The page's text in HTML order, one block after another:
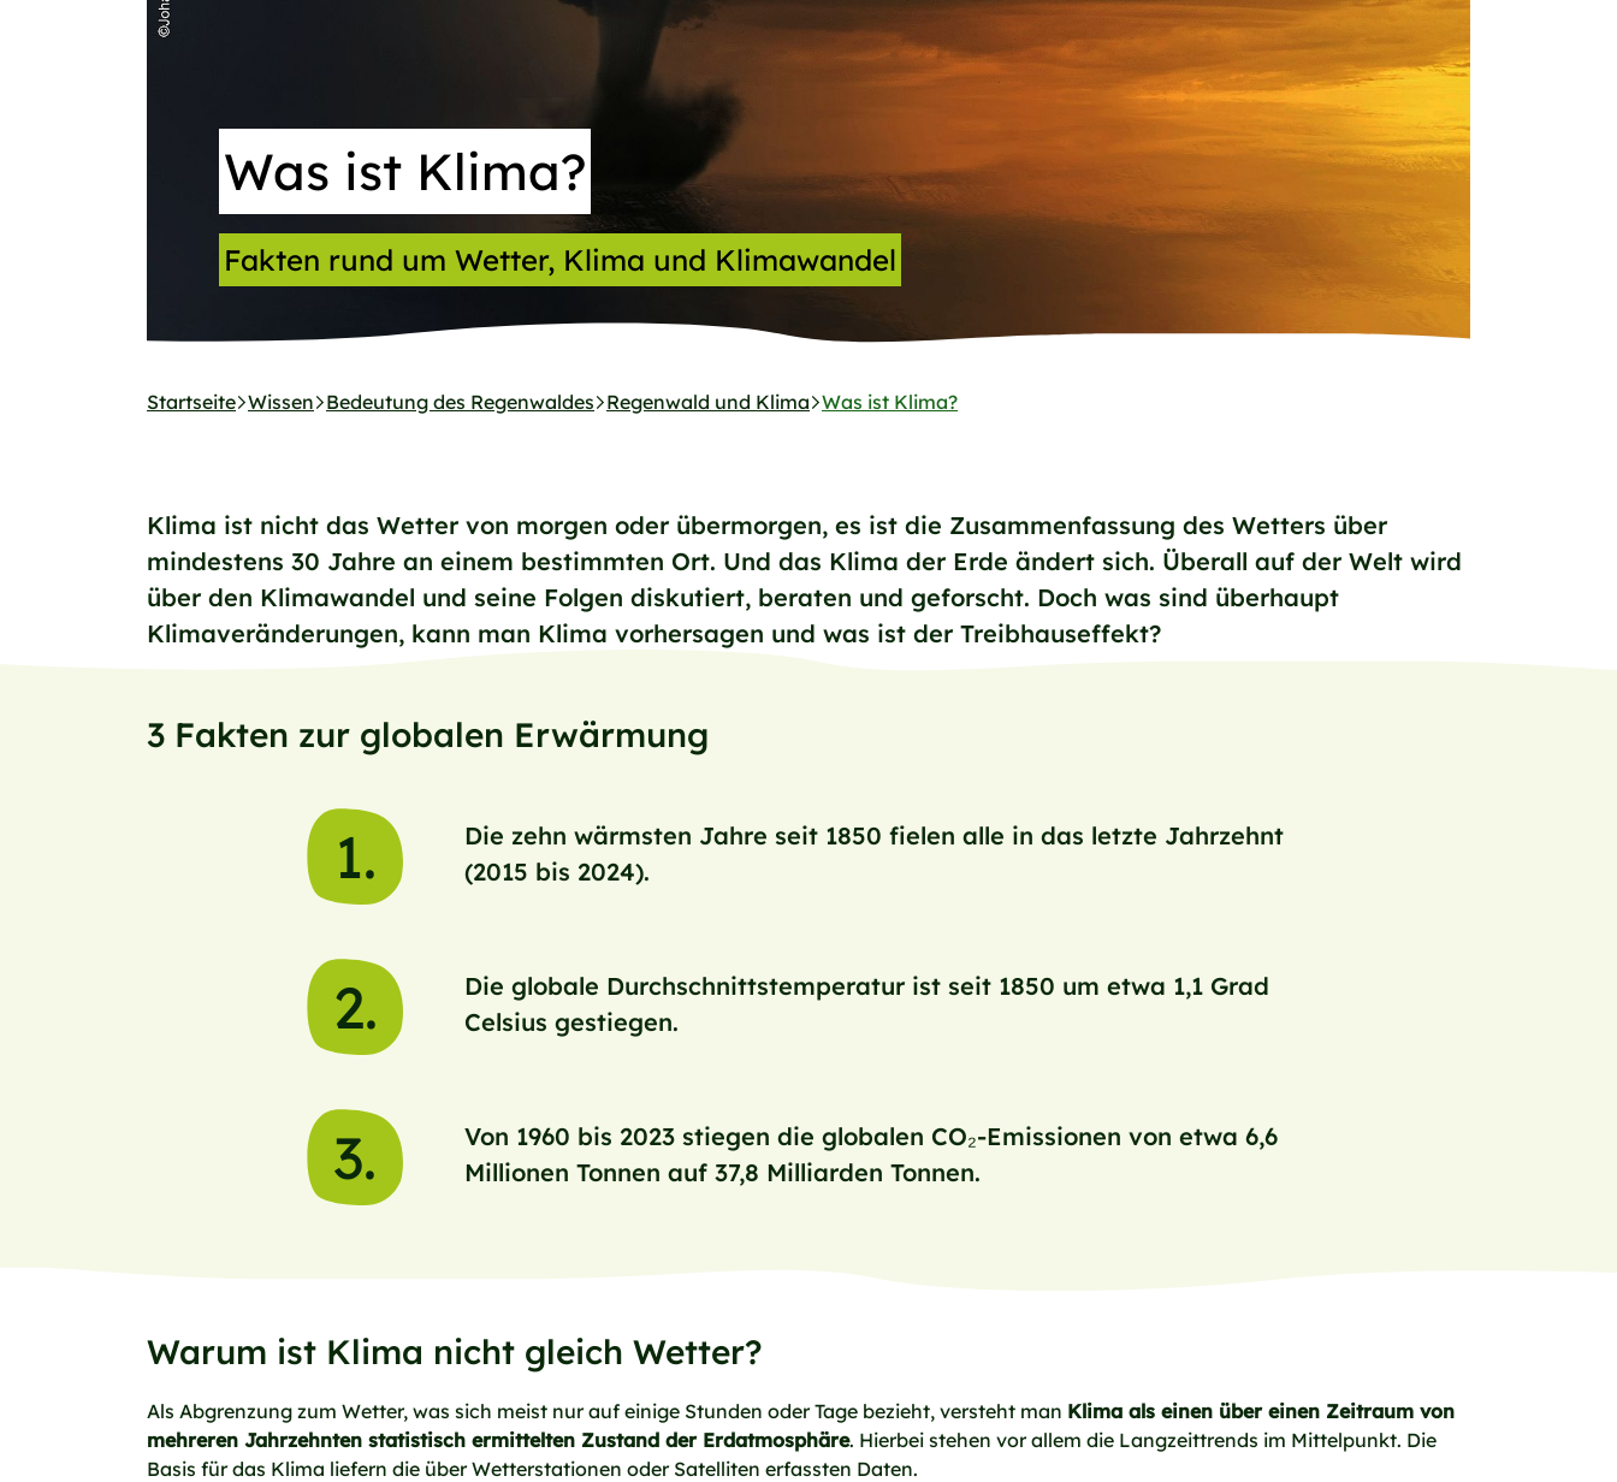
Was ist Klima?
Fakten rund um Wetter, Klima und Klimawandel
Startseite Wissen Bedeutung des Regenwaldes Regenwald und Klima Was ist Klima?
Klima ist nicht das Wetter von morgen oder übermorgen, es ist die Zusammenfassung des Wetters über
mindestens 30 Jahre an einem bestimmten Ort. Und das Klima der Erde ändert sich. Überall auf der Welt wird
über den Klimawandel und seine Folgen diskutiert, beraten und geforscht. Doch was sind überhaupt
Klimaveränderungen, kann man Klima vorhersagen und was ist der Treibhauseffekt?
3 Fakten zur globalen Erwärmung
1.
Die zehn wärmsten Jahre seit 1850 fielen alle in das letzte Jahrzehnt
(2015 bis 2024).
2.
Die globale Durchschnittstemperatur ist seit 1850 um etwa 1,1 Grad
Celsius gestiegen.
3.
Von 1960 bis 2023 stiegen die globalen CO₂-Emissionen von etwa 6,6
Millionen Tonnen auf 37,8 Milliarden Tonnen.
Warum ist Klima nicht gleich Wetter?
Als Abgrenzung zum Wetter, was sich meist nur auf einige Stunden oder Tage bezieht, versteht man Klima als einen über einen Zeitraum von
mehreren Jahrzehnten statistisch ermittelten Zustand der Erdatmosphäre. Hierbei stehen vor allem die Langzeittrends im Mittelpunkt. Die
Basis für das Klima liefern die über Wetterstationen oder Satelliten erfassten Daten.